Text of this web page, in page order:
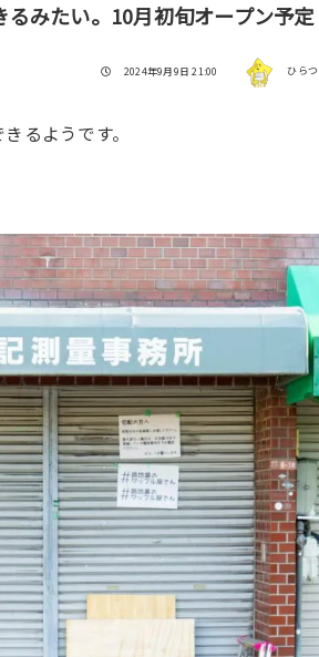
みたい。10月初旬オープン予定
投稿日
2024年9月9日 21:00 著者 ひら
るようです。